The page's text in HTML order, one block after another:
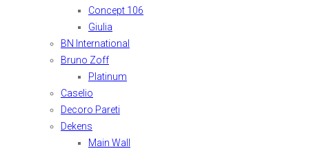
Concept 106
Giulia
BN International
Bruno Zoff
Platinum
Caselio
Decoro Pareti
Dekens
Main Wall